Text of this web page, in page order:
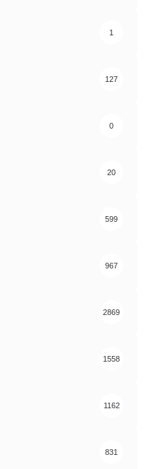
1
127
0
20
599
967
2869
1558
1162
831